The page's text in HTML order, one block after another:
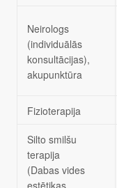
Neirologs
(individuālās
konsultācijas),
akupunktūra
Fizioterapija
Silto smilšu
terapija
(Dabas vides
estētikas